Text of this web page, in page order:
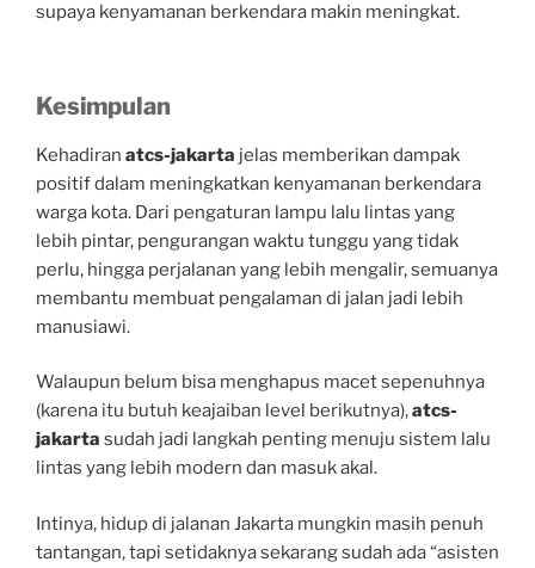
supaya kenyamanan berkendara makin meningkat.
Kesimpulan
Kehadiran atcs-jakarta jelas memberikan dampak
positif dalam meningkatkan kenyamanan berkendara
warga kota. Dari pengaturan lampu lalu lintas yang
lebih pintar, pengurangan waktu tunggu yang tidak
perlu, hingga perjalanan yang lebih mengalir, semuanya
membantu membuat pengalaman di jalan jadi lebih
manusiawi.
Walaupun belum bisa menghapus macet sepenuhnya
(karena itu butuh keajaiban level berikutnya),atcs-
jakarta sudah jadi langkah penting menuju sistem lalu
lintas yang lebih modern dan masuk akal.
Intinya, hidup di jalanan Jakarta mungkin masih penuh
tantangan, tapi setidaknya sekarang sudah ada “asisten